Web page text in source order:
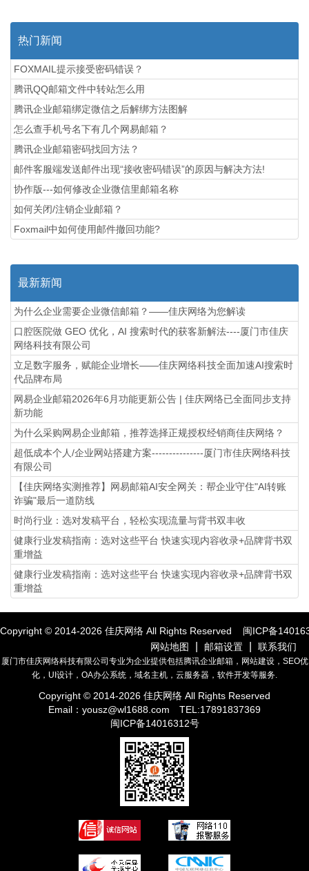
热门新闻
FOXMAIL提示接受密码错误？
腾讯QQ邮箱文件中转站怎么用
腾讯企业邮箱绑定微信之后解绑方法图解
怎么查手机号名下有几个网易邮箱？
腾讯企业邮箱密码找回方法？
邮件客服端发送邮件出现“接收密码错误”的原因与解决方法!
协作版---如何修改企业微信里邮箱名称
如何关闭/注销企业邮箱？
Foxmail中如何使用邮件撤回功能?
最新新闻
为什么企业需要企业微信邮箱？——佳庆网络为您解读
口腔医院做 GEO 优化，AI 搜索时代的获客新解法----厦门市佳庆
网络科技有限公司
立足数字服务，赋能企业增长——佳庆网络科技全面加速AI搜索时
代品牌布局
网易企业邮箱2026年6月功能更新公告 | 佳庆网络已全面同步支持
新功能
为什么采购网易企业邮箱，推荐选择正规授权经销商佳庆网络？
超低成本个人/企业网站搭建方案---------------厦门市佳庆网络科技
有限公司
【佳庆网络实测推荐】网易邮箱AI安全网关：帮企业守住"AI转账
诈骗"最后一道防线
时尚行业：选对发稿平台，轻松实现流量与背书双丰收
健康行业发稿指南：选对这些平台 快速实现内容收录+品牌背书双
重增益
健康行业发稿指南：选对这些平台 快速实现内容收录+品牌背书双
重增益
Copyright © 2014-2026 佳庆网络 All Rights Reserved 闽ICP备
网站地图
邮箱设置 联系我们
厦门市佳庆网络科技有限公司专业为企业提供包括腾讯企业邮箱，网站建设，SEO优
化，UI设计，OA办公系统，域名主机，云服务器，软件开发等服务.
Copyright © 2014-2026 佳庆网络 All Rights Reserved
Email： yousz@wl1688.com
TEL:17891837369
闽ICP备14016312号